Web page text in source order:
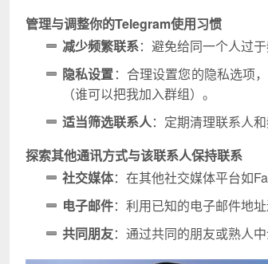
管理与调整你的Telegram使用习惯
减少频繁联系：避免给同一个人过
隐私设置：合理设置您的隐私选项
（谁可以把我加入群组）。
适当筛选联系人：定期清理联系人
探索其他通讯方式与该联系人保持联系
社交媒体：在其他社交媒体平台如
电子邮件：利用已知的电子邮件地
共同朋友：通过共同的朋友或熟人